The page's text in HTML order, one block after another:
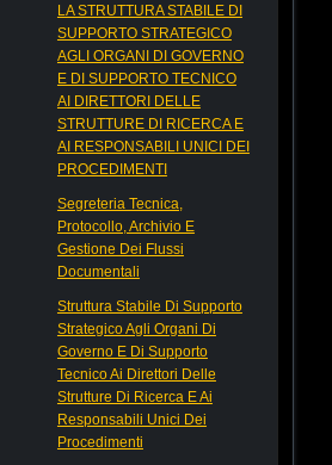
LA STRUTTURA STABILE DI
SUPPORTO STRATEGICO
AGLI ORGANI DI GOVERNO
E DI SUPPORTO TECNICO
AI DIRETTORI DELLE
STRUTTURE DI RICERCA E
AI RESPONSABILI UNICI DEI
PROCEDIMENTI
Segreteria Tecnica,
Protocollo, Archivio E
Gestione Dei Flussi
Documentali
Struttura Stabile Di Supporto
Strategico Agli Organi Di
Governo E Di Supporto
Tecnico Ai Direttori Delle
Strutture Di Ricerca E Ai
Responsabili Unici Dei
Procedimenti